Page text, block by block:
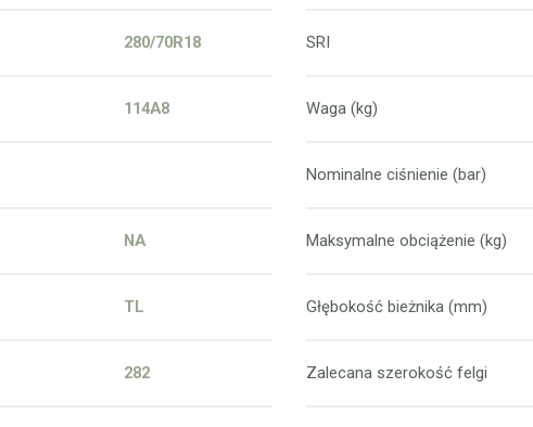
280/70R18
114A8
NA
TL
282
SRI
Waga (kg)
Nominalne ciśnienie (bar)
Maksymalne obciążenie (kg)
Głębokość bieżnika (mm)
Zalecana szerokość felgi